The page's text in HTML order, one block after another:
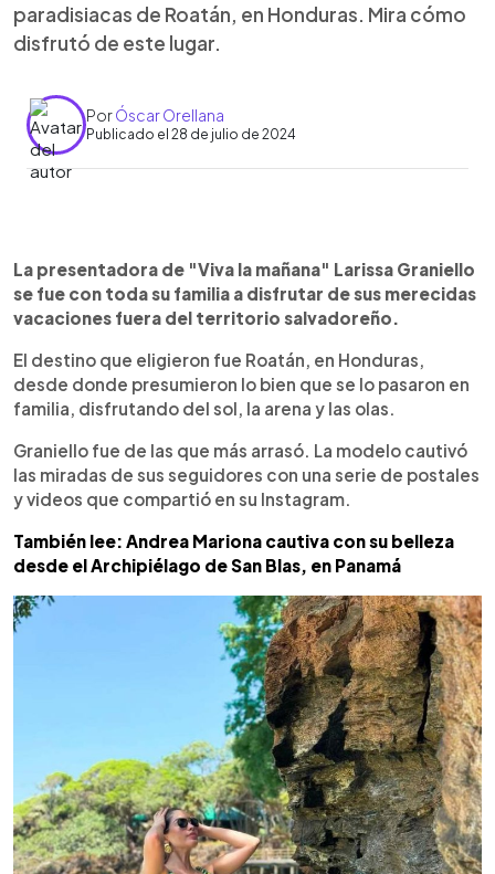
paradisiacas de Roatán, en Honduras. Mira cómo
disfrutó de este lugar.
PorÓscar Orellana
Publicado el 28 de julio de 2024
Escuchar artículo
La presentadora de "Viva la mañana" Larissa Graniello
se fue con toda su familia a disfrutar de sus merecidas
vacaciones fuera del territorio salvadoreño.
El destino que eligieron fue Roatán, en Honduras,
desde donde presumieron lo bien que se lo pasaron en
familia, disfrutando del sol, la arena y las olas.
Graniello fue de las que más arrasó. La modelo cautivó
las miradas de sus seguidores con una serie de postales
y videos que compartió en su Instagram.
También lee: Andrea Mariona cautiva con su belleza
desde el Archipiélago de San Blas, en Panamá